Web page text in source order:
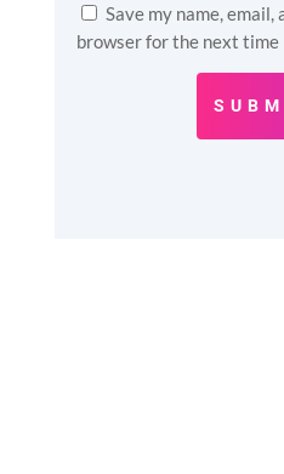
Save my name,
browser for the next time